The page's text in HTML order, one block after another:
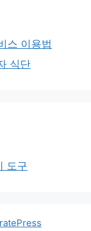
스 이용법
식단
도구